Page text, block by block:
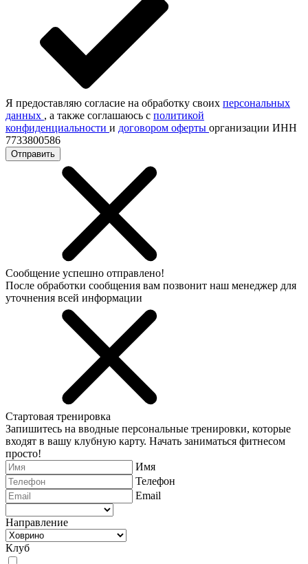
Я предоставляю согласие на обработку своих персональных
данных , а также соглашаюсь с политикой
конфиденциальности и договором оферты организации ИНН
7733800586
Отправить
Сообщение успешно отправлено!
После обработки сообщения вам позвонит наш менеджер для
уточнения всей информации
Стартовая тренировка
Запишитесь на вводные персональные тренировки, которые
входят в вашу клубную карту. Начать заниматься фитнесом
просто!
Имя
Телефон
Email
Направление
Клуб